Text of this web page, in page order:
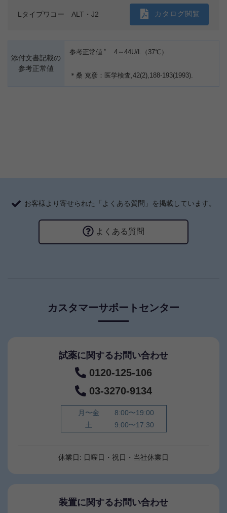
Lタイプワコー ALT・J2 カタログ閲覧
添付文書記載の
参考正常値
参考正常値 ＊ 4～44U/L（37℃）
＊桑 克彦：医学検査,42(2),188-193(1993).
お客様より寄せられた「よくある質問」を掲載しています。
よくある質問
カスタマーサポートセンター
試薬に関するお問い合わせ
0120-125-106
03-3270-9134
月〜金
8:00〜19:00
土
9:00〜17:30
休業日: 日曜日・祝日・当社休業日
装置に関するお問い合わせ